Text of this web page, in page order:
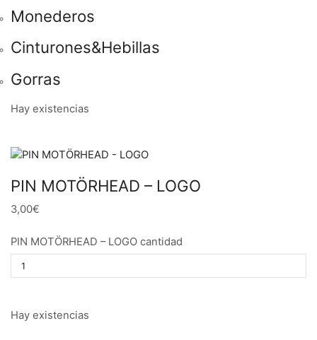
Monederos
Cinturones&Hebillas
Gorras
Hay existencias
PIN MOTÖRHEAD – LOGO
3,00€
PIN MOTÖRHEAD – LOGO cantidad
Hay existencias